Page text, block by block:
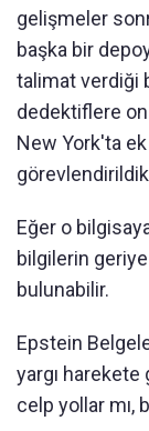
gelişmeler
başka bir
talimat verdiği
dedektiflere on
New York'ta ek
Eğer o
bilgilerin
bulunabilir.
Epstein
yargı
celp yollar mı,